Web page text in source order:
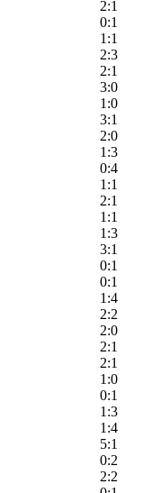
2:1
0:1
1:1
2:3
2:1
3:0
1:0
3:1
2:0
1:3
0:4
1:1
2:1
1:1
1:3
3:1
0:1
0:1
1:4
2:2
2:0
2:1
2:1
1:0
0:1
1:3
1:4
5:1
0:2
2:2